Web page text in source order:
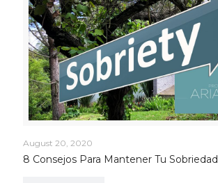
August 20, 2020
8 Consejos Para Mantener Tu Sobriedad